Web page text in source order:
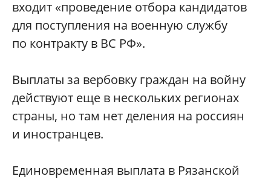
входит «проведение отбора кандидатов
для поступления на военную службу
по контракту в ВС РФ».
Выплаты за вербовку граждан на войну
действуют еще в нескольких регионах
страны, но там нет деления на россиян
и иностранцев.
Единовременная выплата в Рязанской